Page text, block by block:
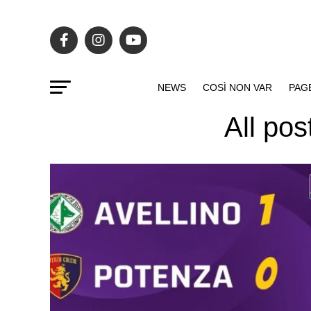
NEWS COSÌ NON VAR
All